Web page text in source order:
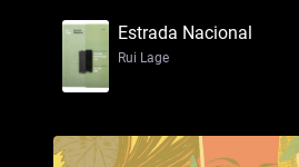
Estrada Nacional
Rui Lage